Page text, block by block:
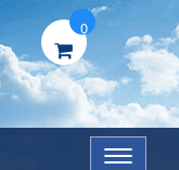
0
Menü